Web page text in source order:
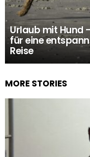
Urlaub mit Hund
für eine
Reise
MORE STORIES